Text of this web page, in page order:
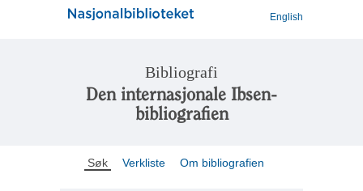
English
Bibliografi
Den internasjonale Ibsen-
bibliografien
Søk Verkliste Om bibliografien